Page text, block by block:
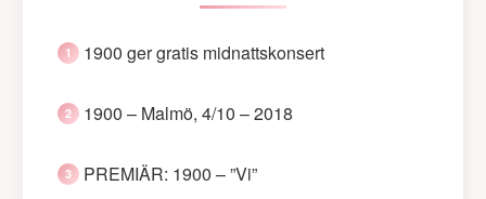
1900 ger gratis midnattskonsert
1900 – Malmö, 4/10 – 2018
PREMIÄR: 1900 – ”Vi”